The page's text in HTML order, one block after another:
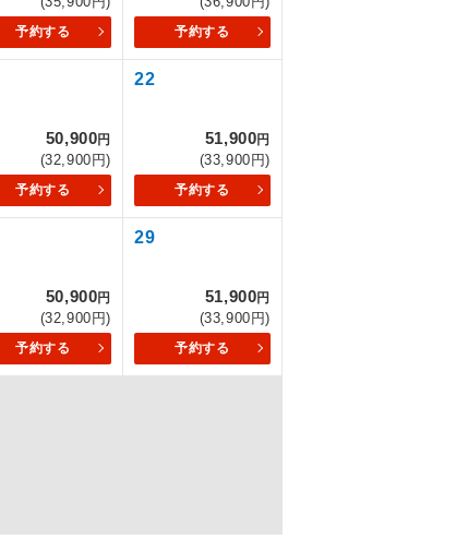
予約する 予約する
50,900円
(32,900円)
予約する
22
51,900円
(33,900円)
予約する
50,900円
(32,900円)
予約する
29
51,900円
(33,900円)
予約する
るコー